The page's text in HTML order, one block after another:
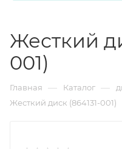
Жесткий
001)
Главная — Каталог —
Жесткий диск (864131-001)